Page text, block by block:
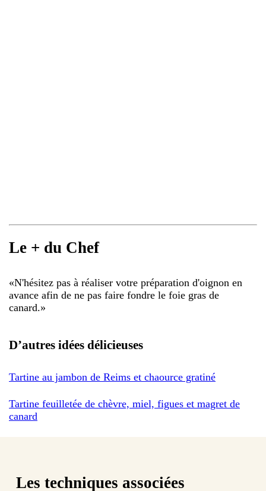
Le + du Chef
«N'hésitez pas à réaliser votre préparation d'oignon en
avance afin de ne pas faire fondre le foie gras de
canard.»
D’autres idées délicieuses
Tartine au jambon de Reims et chaource gratiné
Tartine feuilletée de chèvre, miel, figues et magret de
canard
Les techniques associées